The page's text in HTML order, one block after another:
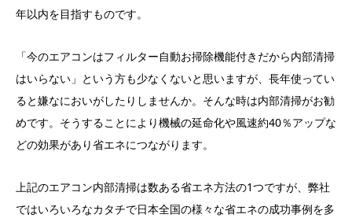
年以内を目指すものです。
「今のエアコンはフィルター自動お掃除機能付きだから内部清掃
はいらない」という方も少なくないと思いますが、長年使ってい
ると嫌なにおいがしたりしませんか。そんな時は内部清掃がお勧
めです。そうすることにより機械の延命化や風速約40％アップな
どの効果があり省エネにつながります。
上記のエアコン内部清掃は数ある省エネ方法の1つですが、弊社
ではいろいろなカタチで日本全国の様々な省エネの成功事例を多